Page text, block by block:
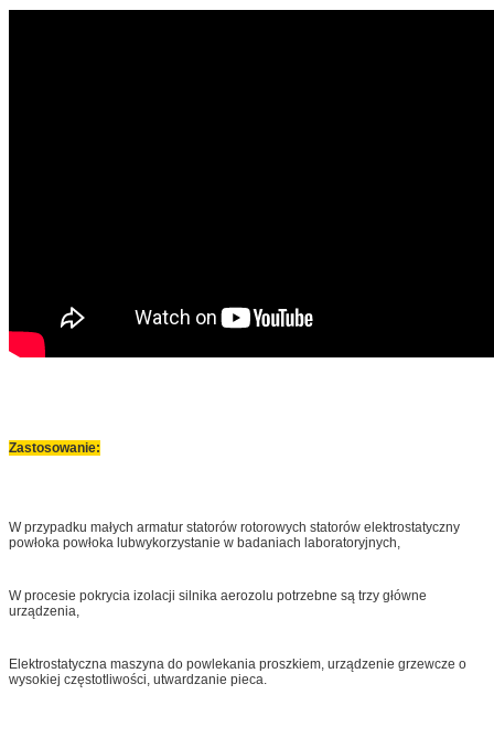
Zastosowanie:
W przypadku małych armatur statorów rotorowych statorów elektrostatyczny
powłoka powłoka lubwykorzystanie w badaniach laboratoryjnych,
W procesie pokrycia izolacji silnika aerozolu potrzebne są trzy główne
urządzenia,
Elektrostatyczna maszyna do powlekania proszkiem, urządzenie grzewcze o
wysokiej częstotliwości, utwardzanie pieca.